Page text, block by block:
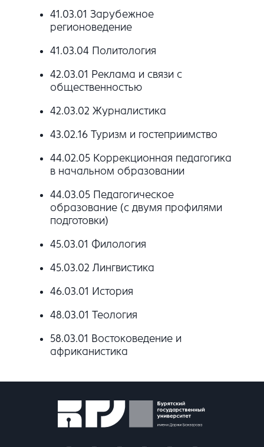
41.03.01 Зарубежное
регионоведение
41.03.04 Политология
42.03.01 Реклама и связи с
общественностью
42.03.02 Журналистика
43.02.16 Туризм и гостеприимство
44.02.05 Коррекционная педагогика
в начальном образовании
44.03.05 Педагогическое
образование (с двумя профилями
подготовки)
45.03.01 Филология
45.03.02 Лингвистика
46.03.01 История
48.03.01 Теология
58.03.01 Востоковедение и
африканистика